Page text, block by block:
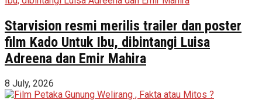
Starvision resmi merilis trailer dan poster
film Kado Untuk Ibu, dibintangi Luisa
Adreena dan Emir Mahira
8 July, 2026